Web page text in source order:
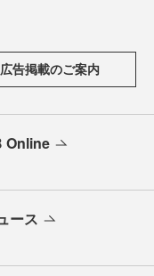
広告掲載のご案内
Online
ース